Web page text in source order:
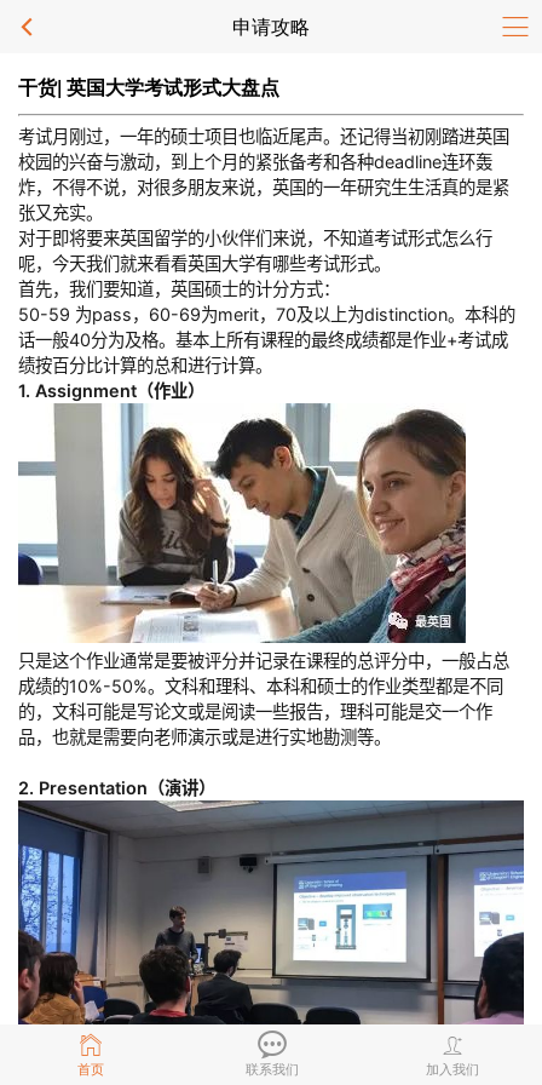
申请攻略
首页 联系我们 加入我们
干货| 英国大学考试形式大盘点
考试月刚过，一年的硕士项目也临近尾声。还记得当初刚踏进英国
校园的兴奋与激动，到上个月的紧张备考和各种deadline连环轰
炸，不得不说，对很多朋友来说，英国的一年研究生生活真的是紧
张又充实。
对于即将要来英国留学的小伙伴们来说，不知道考试形式怎么行
呢，今天我们就来看看英国大学有哪些考试形式。
首先，我们要知道，英国硕士的计分方式：
50-59 为pass，60-69为merit，70及以上为distinction。本科的
话一般40分为及格。基本上所有课程的最终成绩都是作业+考试成
绩按百分比计算的总和进行计算。
1. Assignment（作业）
只是这个作业通常是要被评分并记录在课程的总评分中，一般占总
成绩的10%-50%。文科和理科、本科和硕士的作业类型都是不同
的，文科可能是写论文或是阅读一些报告，理科可能是交一个作
品，也就是需要向老师演示或是进行实地勘测等。
2. Presentation（演讲）